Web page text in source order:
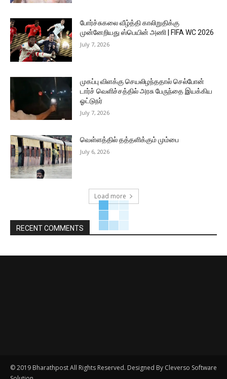
போர்ச்சுகலை வீழ்த்தி காலிறுதிக்கு
முன்னேறியது ஸ்பெயின் அணி | FIFA WC 2026
July 7, 2026
முகப்பு விளக்கு செயலிழந்ததால் செல்போன்
டார்ச் வெளிச்சத்தில் அரசு பேருந்தை இயக்கிய
ஓட்டுநர்
July 7, 2026
வெள்ளத்தில் தத்தளிக்கும் மும்பை
July 6, 2026
Load more
RECENT COMMENTS
© 2019 Bharathpost All Rights Reserved. Designed By Cleverso Software